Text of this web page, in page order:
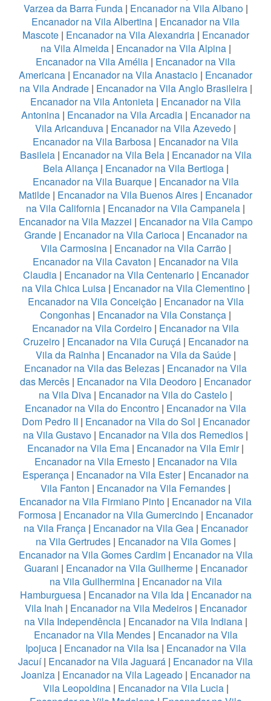
Varzea da Barra Funda| Encanador na Vila Albano|
Encanador na Vila Albertina | Encanador na Vila
Mascote| Encanador na Vila Alexandria| Encanador
na Vila Almeida | Encanador na Vila Alpina |
Encanador na Vila Amélia | Encanador na Vila
Americana | Encanador na Vila Anastacio | Encanador
na Vila Andrade| Encanador na Vila Anglo Brasileira|
Encanador na Vila Antonieta | Encanador na Vila
Antonina| Encanador na Vila Arcadia | Encanador na
Vila Aricanduva | Encanador na Vila Azevedo |
Encanador na Vila Barbosa | Encanador na Vila
Basileia| Encanador na Vila Bela| Encanador na Vila
Bela Aliança| Encanador na Vila Bertioga|
Encanador na Vila Buarque| Encanador na Vila
Matilde | Encanador na Vila Buenos Aires | Encanador
na Vila California | Encanador na Vila Campanela |
Encanador na Vila Mazzei | Encanador na Vila Campo
Grande| Encanador na Vila Carioca| Encanador na
Vila Carmosina| Encanador na Vila Carrão|
Encanador na Vila Cavaton | Encanador na Vila
Claudia| Encanador na Vila Centenario| Encanador
na Vila Chica Luisa | Encanador na Vila Clementino|
Encanador na Vila Conceição| Encanador na Vila
Congonhas | Encanador na Vila Constança |
Encanador na Vila Cordeiro | Encanador na Vila
Cruzeiro | Encanador na Vila Curuçá | Encanador na
Vila da Rainha | Encanador na Vila da Saúde|
Encanador na Vila das Belezas | Encanador na Vila
das Mercês | Encanador na Vila Deodoro | Encanador
na Vila Diva | Encanador na Vila do Castelo |
Encanador na Vila do Encontro | Encanador na Vila
Dom Pedro II | Encanador na Vila do Sol | Encanador
na Vila Gustavo | Encanador na Vila dos Remedios |
Encanador na Vila Ema | Encanador na Vila Emir|
Encanador na Vila Ernesto| Encanador na Vila
Esperança | Encanador na Vila Ester| Encanador na
Vila Fanton | Encanador na Vila Fernandes |
Encanador na Vila Firmiano Pinto | Encanador na Vila
Formosa | Encanador na Vila Gumercindo | Encanador
na Vila França| Encanador na Vila Gea| Encanador
na Vila Gertrudes| Encanador na Vila Gomes|
Encanador na Vila Gomes Cardim| Encanador na Vila
Guarani | Encanador na Vila Guilherme| Encanador
na Vila Guilhermina| Encanador na Vila
Hamburguesa| Encanador na Vila Ida| Encanador na
Vila Inah | Encanador na Vila Medeiros| Encanador
na Vila Independência| Encanador na Vila Indiana|
Encanador na Vila Mendes| Encanador na Vila
Ipojuca| Encanador na Vila Isa| Encanador na Vila
Jacuí| Encanador na Vila Jaguará | Encanador na Vila
Joaniza| Encanador na Vila Lageado| Encanador na
Vila Leopoldina| Encanador na Vila Lucia|